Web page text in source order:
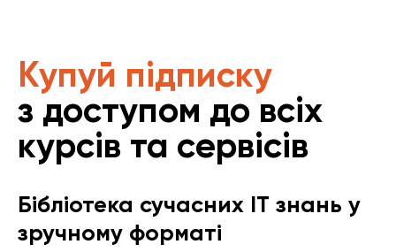
Купуй підписку
з доступом до всіх
курсів та сервісів
Бібліотека сучасних IT знань у
зручному форматі